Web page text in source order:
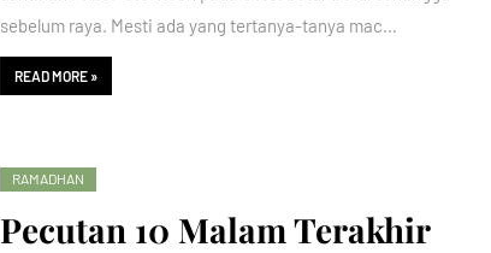
sebelum raya. Mesti ada yang tertanya-tanya mac…
READ MORE »
RAMADHAN
Pecutan 10 Malam Terakhir